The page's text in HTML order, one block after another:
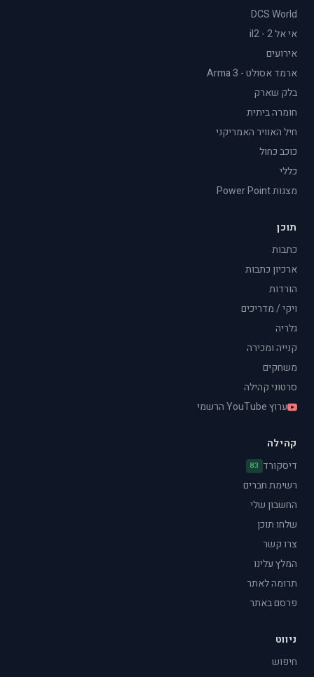
DCS World
אי אל 2 - il2
אירועים
ארמד אסולט - Arma 3
בלק שארק
חומרה ביתית
חיל האוויר האמריקני
כוכב כחול
כללי
מצגות Power Point
תוכן
כתבות
ארכיון כתבות
הורדות
ויקי / מדריכים
גלריה
קנייה ומכירה
משחקים
סרטוני קהילה
ערוץ YouTube הרשמי
קהילה
דיסקורד 83
רשימת חברים
החשבון שלי
שלחו תוכן
צרו קשר
המלץ עלינו
תרומה לאתר
פרסם באתר
ניווט
חיפוש